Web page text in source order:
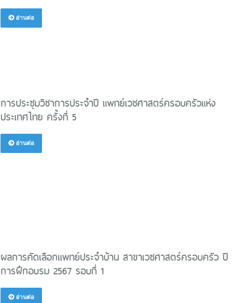
อ่านต่อ
การประชุมวิชาการประจำปี แพทย์เวชศาสตร์ครอบครัวแห่ง
ประเทศไทย ครั้งที่ 5
อ่านต่อ
ผลการคัดเลือกแพทย์ประจำบ้าน สาขาเวชศาสตร์ครอบครัว ปี
การฝึกอบรม 2567 รอบที่ 1
อ่านต่อ